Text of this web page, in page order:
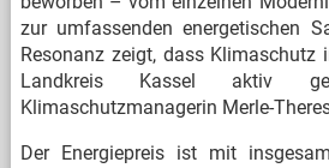
zur umfassenden energetischen
Resonanz zeigt, dass Klimaschutz
Landkreis Kassel aktiv
Klimaschutzmanagerin Merle-
Der Energiepreis ist mit